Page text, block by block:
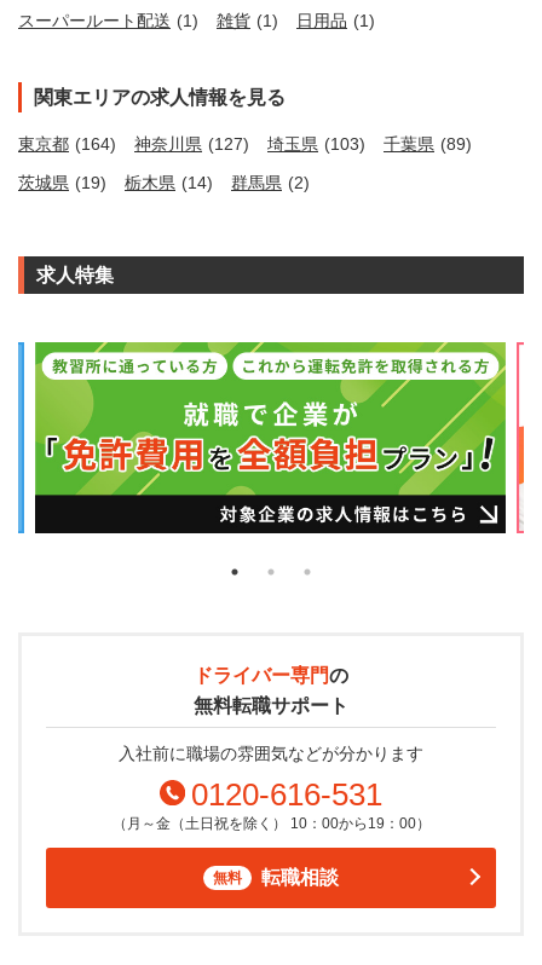
スーパールート配送 (1) 雑貨 (1) 日用品 (1)
関東エリアの求人情報を見る
東京都 (164) 神奈川県 (127) 埼玉県 (103) 千葉県 (89)
茨城県 (19) 栃木県 (14) 群馬県 (2)
求人特集
ドライバー専門の
無料転職サポート
入社前に職場の雰囲気などが分かります
0120-616-531
（月～金（土日祝を除く） 10：00から19：00）
無料 転職相談